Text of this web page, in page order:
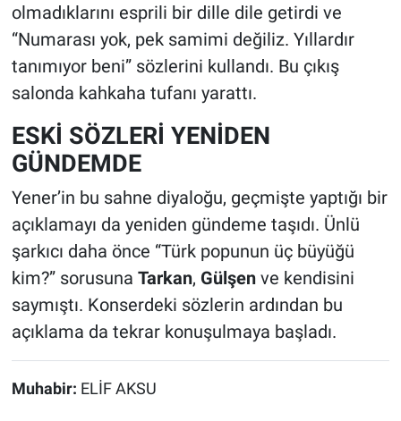
olmadıklarını esprili bir dille dile getirdi ve
“Numarası yok, pek samimi değiliz. Yıllardır
tanımıyor beni” sözlerini kullandı. Bu çıkış
salonda kahkaha tufanı yarattı.
ESKİ SÖZLERİ YENİDEN
GÜNDEMDE
Yener’in bu sahne diyaloğu, geçmişte yaptığı bir
açıklamayı da yeniden gündeme taşıdı. Ünlü
şarkıcı daha önce “Türk popunun üç büyüğü
kim?” sorusuna Tarkan, Gülşenve kendisini
saymıştı. Konserdeki sözlerin ardından bu
açıklama da tekrar konuşulmaya başladı.
Muhabir: ELİF AKSU